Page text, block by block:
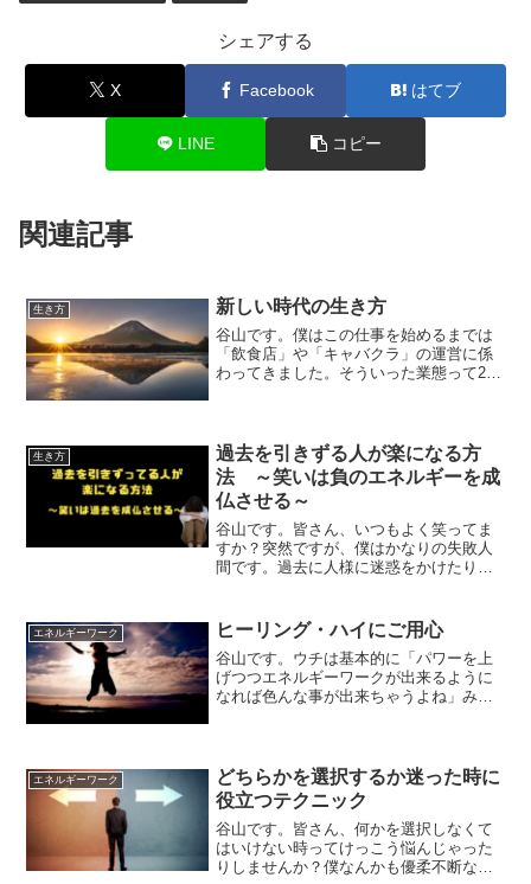
シェアする
X Facebook はてブ
LINE コピー
関連記事
生き方 新しい時代の生き方
谷山です。僕はこの仕事を始めるまでは
「飲食店」や「キャバクラ」の運営に係
わってきました。そういった業態って20
て、「業界全体」に言...
生き方
過去を引きずる人が楽になる方
法 ～笑いは負のエネルギーを成
仏させる～
谷山です。皆さん、いつもよく笑ってま
すか？突然ですが、僕はかなりの失敗人
間です。過去に人様に迷惑をかけたり、
してその度に、グジグジグジグジと引き
ずる・・・・・「なんであ...
エネルギーワーク ヒーリング・ハイにご用心
谷山です。ウチは基本的に「パワーを上
げつつエネルギーワークが出来るように
なれば色んな事が出来ちゃうよね」みた
になりたい」という風に考...
エネルギーワーク
どちらかを選択するか迷った時に
役立つテクニック
谷山です。皆さん、何かを選択しなくて
はいけない時ってけっこう悩んじゃった
りしませんか？僕なんかも優柔不断な性